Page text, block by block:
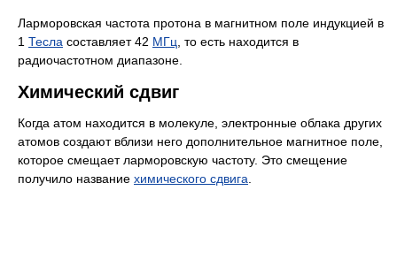
Ларморовская частота протона в магнитном поле индукцией в
1 Тесла составляет 42 МГц, то есть находится в
радиочастотном диапазоне.
Химический сдвиг
Когда атом находится в молекуле, электронные облака других
атомов создают вблизи него дополнительное магнитное поле,
которое смещает ларморовскую частоту. Это смещение
получило название химического сдвига.